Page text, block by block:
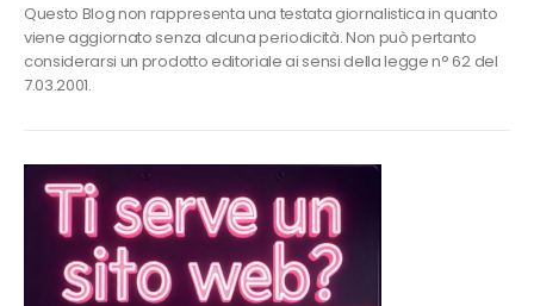
Questo Blog non rappresenta una testata giornalistica in quanto
viene aggiornato senza alcuna periodicità. Non può pertanto
considerarsi un prodotto editoriale ai sensi della legge n° 62 del
7.03.2001.